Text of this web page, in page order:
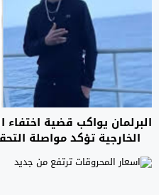
البرلمان يواكب قضية
الخارجية تؤكد مواصلة